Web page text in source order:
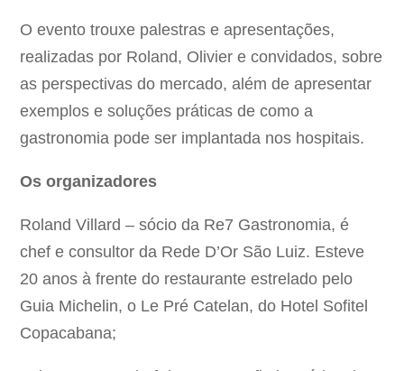
O evento trouxe palestras e apresentações,
realizadas por Roland, Olivier e convidados, sobre
as perspectivas do mercado, além de apresentar
exemplos e soluções práticas de como a
gastronomia pode ser implantada nos hospitais.
Os organizadores
Roland Villard – sócio da Re7 Gastronomia, é
chef e consultor da Rede D’Or São Luiz. Esteve
20 anos à frente do restaurante estrelado pelo
Guia Michelin, o Le Pré Catelan, do Hotel Sofitel
Copacabana;